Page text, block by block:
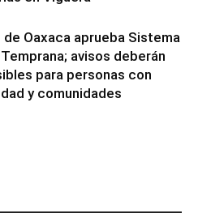
de Oaxaca aprueba Sistema
avisos deberán
para personas con
y comunidades